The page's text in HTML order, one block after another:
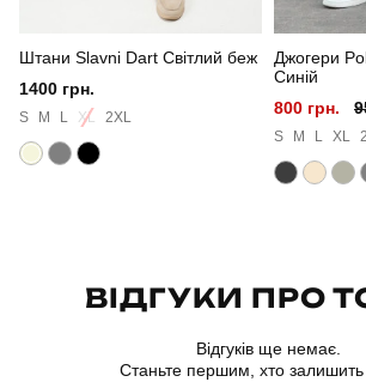
Штани Slavni Dart Світлий беж
1400 грн.
S M L XL 2XL
Джогери
Синій
800 грн.
S M L XL
ВІДГУКИ ПРО
Відгуків ще немає.
Станьте першим, хто залишить